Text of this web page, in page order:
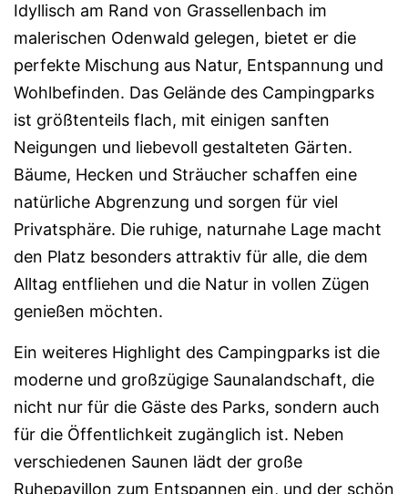
Idyllisch am Rand von Grassellenbach im
malerischen Odenwald gelegen, bietet er die
perfekte Mischung aus Natur, Entspannung und
Wohlbefinden. Das Gelände des Campingparks
ist größtenteils flach, mit einigen sanften
Neigungen und liebevoll gestalteten Gärten.
Bäume, Hecken und Sträucher schaffen eine
natürliche Abgrenzung und sorgen für viel
Privatsphäre. Die ruhige, naturnahe Lage macht
den Platz besonders attraktiv für alle, die dem
Alltag entfliehen und die Natur in vollen Zügen
genießen möchten.
Ein weiteres Highlight des Campingparks ist die
moderne und großzügige Saunalandschaft, die
nicht nur für die Gäste des Parks, sondern auch
für die Öffentlichkeit zugänglich ist. Neben
verschiedenen Saunen lädt der große
Ruhepavillon zum Entspannen ein, und der schön